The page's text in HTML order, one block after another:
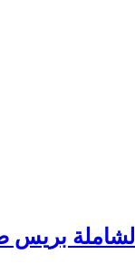
الشاملة بريس